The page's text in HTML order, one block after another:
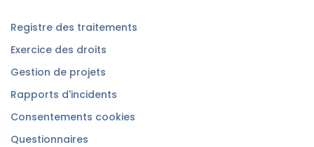
Registre des traitements
Exercice des droits
Gestion de projets
Rapports d'incidents
Consentements cookies
Questionnaires